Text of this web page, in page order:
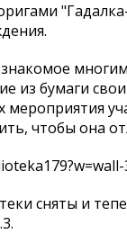
из бумаги
чтобы она
сняты и